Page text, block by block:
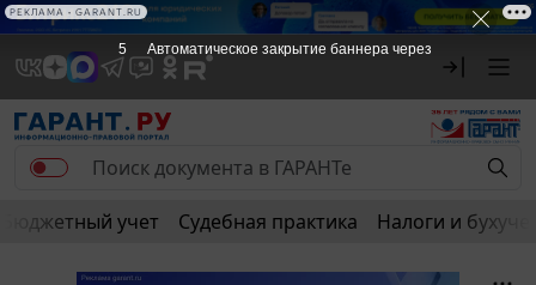
Бюджетный учет Судебная практика Налоги и
4 Автоматическое закрытие баннера через
РЕКЛАМА • GARANT.RU